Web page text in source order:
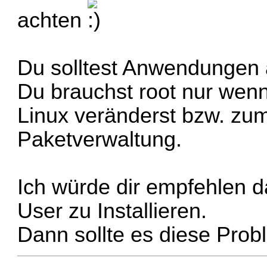
achten
Du solltest
Du brauchst root nur
Linux veränderst bzw.
Paketverwaltung.
Ich würde dir empfehlen
User zu Installieren.
Dann sollte es diese